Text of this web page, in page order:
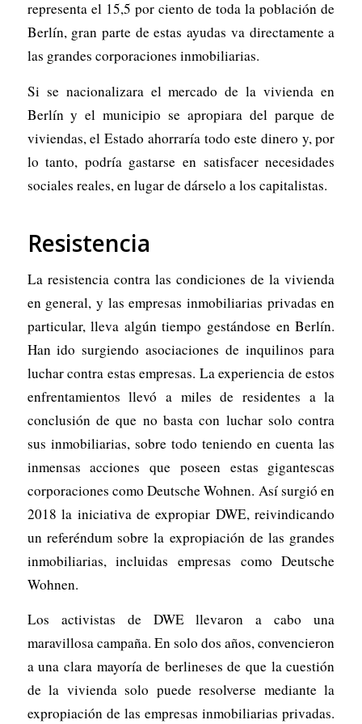
representa el 15,5 por ciento de toda la población de
Berlín, gran parte de estas ayudas va directamente a
las grandes corporaciones inmobiliarias.
Si se nacionalizara el mercado de la vivienda en
Berlín y el municipio se apropiara del parque de
viviendas, el Estado ahorraría todo este dinero y, por
lo tanto, podría gastarse en satisfacer necesidades
sociales reales, en lugar de dárselo a los capitalistas.
Resistencia
La resistencia contra las condiciones de la vivienda
en general, y las empresas inmobiliarias privadas en
particular, lleva algún tiempo gestándose en Berlín.
Han ido surgiendo asociaciones de inquilinos para
luchar contra estas empresas. La experiencia de estos
enfrentamientos llevó a miles de residentes a la
conclusión de que no basta con luchar solo contra
sus inmobiliarias, sobre todo teniendo en cuenta las
inmensas acciones que poseen estas gigantescas
corporaciones como Deutsche Wohnen. Así surgió en
2018 la iniciativa de expropiar DWE, reivindicando
un referéndum sobre la expropiación de las grandes
inmobiliarias, incluidas empresas como Deutsche
Wohnen.
Los activistas de DWE llevaron a cabo una
maravillosa campaña. En solo dos años, convencieron
a una clara mayoría de berlineses de que la cuestión
de la vivienda solo puede resolverse mediante la
expropiación de las empresas inmobiliarias privadas.